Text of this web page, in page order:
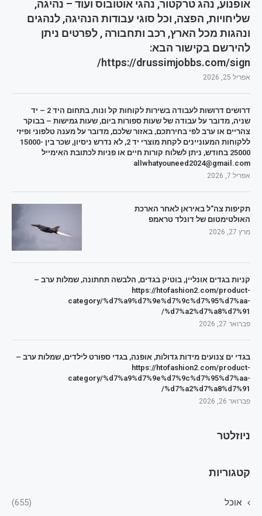
אופנוע, נהג טרקטור, נהגי אוטובוס ועוד – נהיגה,
שליחויות, הפצה, וכל סוגי עבודות הנהיגה, לנהגים
ונהגות מכל הארץ, רכב ותחבורה , לפרטים ניתן
להירשם בקישור הבא:
https://drussimjobbs.com/sign/
אפריל 25, 2026
דרושים דרושות לעבודה בשירות לקוחות קל ונוח, בתחום היד 2 – יד
שניה, מדובר על עבודה של שעות ספורות ביום, שעות גמישות – בבוקר
צהריים או ערב לפי בחירתכם, באזור שלכם, מדובר על מענה טלפוני ופיזי
ללקוחות המעוניינים לקחת מוצרי יד 2, לא נדרש ניסיון, שכר בין 15000-
25000 בחודש, ניתן לשלוח קורות חיים או פניות לכתובת האימייל
allwhatyouneed2024@gmail.com
אפריל 7, 2026
תקיפות צה"ל באיראן לאחר הארכת
האולטימטום של דונלד טראמפ
מרץ 27, 2026
קניות בגדים אונליין, בוטיק בגדים, הלבשה תחתונה, שמלות ערב –
https://htofashion2.com/product-
category/%d7%a9%d7%9e%d7%9c%d7%95%d7%aa-
%d7%a2%d7%a8%d7%91/
פברואר 27, 2026
בגדי ים צנועים מידות גדולות, אופנה, בגדי ספורט לילדים, שמלות ערב –
https://htofashion2.com/product-
category/%d7%a9%d7%9e%d7%9c%d7%95%d7%aa-
%d7%a2%d7%a8%d7%91/
פברואר 26, 2026
ניוזלטר
קטגוריות
אוכל (655)